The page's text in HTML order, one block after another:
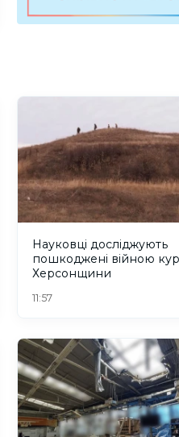
Науковці досліджують
пошкоджені війною
Херсонщини
11:57